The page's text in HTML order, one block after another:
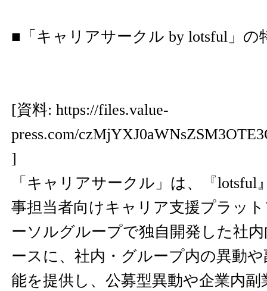
■「キャリアサークル by lotsful」の
[資料: https://files.value-
press.com/
]
「キャリアサークル」は、『lotsful
事担当者向けキャリア支援プラッ
ーソルグループで独自開発した社
ースに、社内・グループ内の異動
能を提供し、公募型異動や企業内